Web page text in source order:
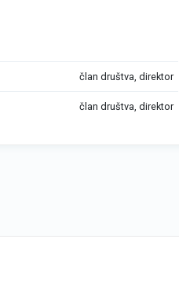
član društva, direktor
član društva, direktor